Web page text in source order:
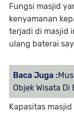
Fungsi masjid
kenyamanan
terjadi di masjid
ulang baterai
Baca Juga :
Objek Wisata Di
Kapasitas